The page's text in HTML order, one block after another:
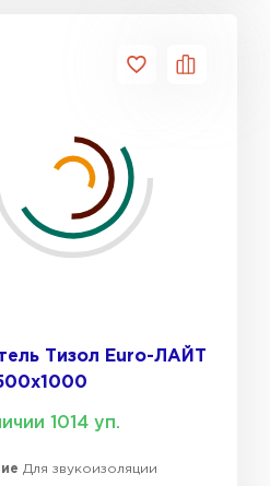
Тизол Euro-ЛАЙТ
1014 уп.
Для звукоизоляции